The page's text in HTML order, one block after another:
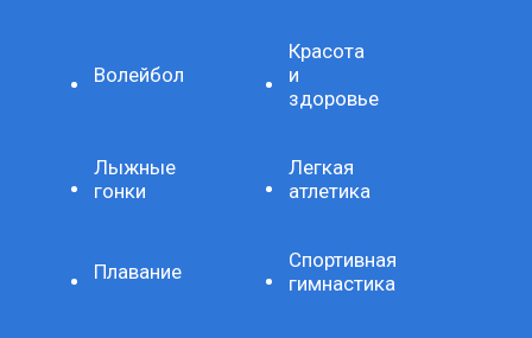
Волейбол
Красота
и
здоровье
Лыжные
гонки
Легкая
атлетика
Плавание
Спортивная
гимнастика